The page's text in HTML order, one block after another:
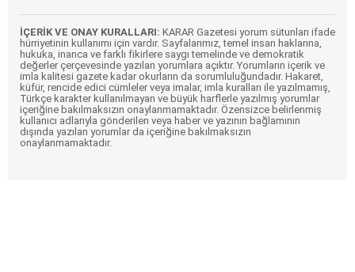
İÇERİK VE ONAY KURALLARI: KARAR Gazetesi yorum sütunları ifade
hürriyetinin kullanımı için vardır. Sayfalarımız, temel insan haklarına,
hukuka, inanca ve farklı fikirlere saygı temelinde ve demokratik
değerler çerçevesinde yazılan yorumlara açıktır. Yorumların içerik ve
imla kalitesi gazete kadar okurların da sorumluluğundadır. Hakaret,
küfür, rencide edici cümleler veya imalar, imla kuralları ile yazılmamış,
Türkçe karakter kullanılmayan ve büyük harflerle yazılmış yorumlar
içeriğine bakılmaksızın onaylanmamaktadır. Özensizce belirlenmiş
kullanıcı adlarıyla gönderilen veya haber ve yazının bağlamının
dışında yazılan yorumlar da içeriğine bakılmaksızın
onaylanmamaktadır.